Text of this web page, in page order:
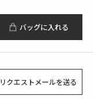
バッグに入れる
リクエストメールを送る